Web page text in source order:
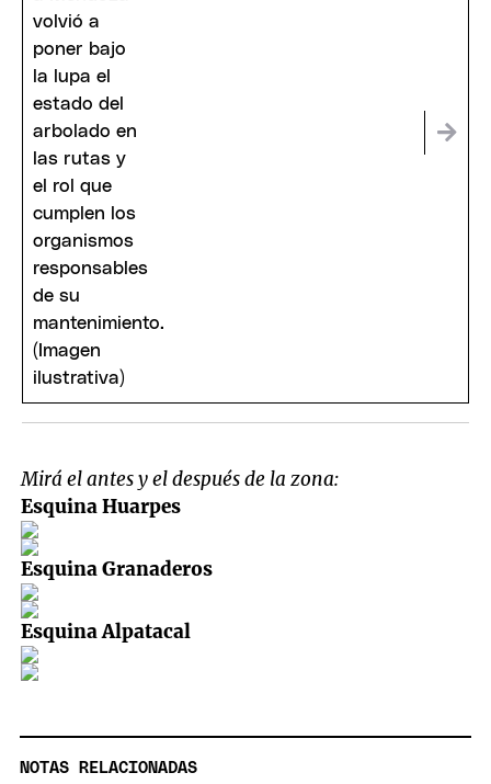
Mirá el antes y el después de la zona:
Esquina Huarpes
Esquina Granaderos
Esquina Alpatacal
NOTAS RELACIONADAS